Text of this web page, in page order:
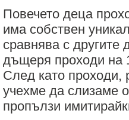
Повечето деца
има собствен
сравнява с другите
дъщеря проходи на
След като проходи,
учехме да слизаме
пропълзи